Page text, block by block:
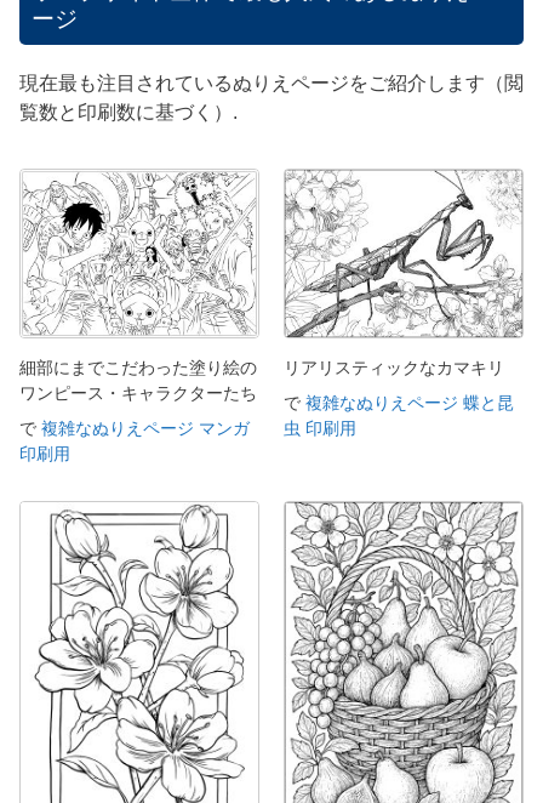
ージ
現在最も注目されているぬりえページをご紹介します（閲
覧数と印刷数に基づく）.
細部にまでこだわった塗り絵の
ワンピース・キャラクターたち
で 複雑なぬりえページ マンガ
印刷用
リアリスティックなカマキリ
で 複雑なぬりえページ 蝶と昆
虫 印刷用